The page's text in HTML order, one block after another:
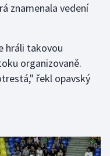
znamenala vedení
hráli takovou
organizovaně.
řekl opavský